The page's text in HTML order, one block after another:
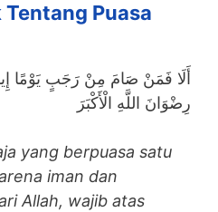
Puasa
أَلَا فَمَنْ صَامَ مِنْ رَجَبٍ يَوْمًا
رِضْوَانَ اللَّهِ الْأَكْبَرَ
yang berpuasa satu
iman dan
Allah, wajib atas